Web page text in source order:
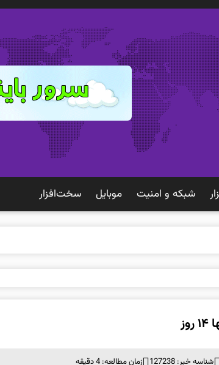
شبكه و امنيت موبايل سخت‌افزار
شناسه خبر: 127238 زمان مطالعه: 4 دقیقه